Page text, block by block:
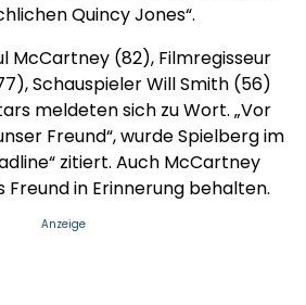
Quincy Jones“.
McCartney (82), Filmregisseur
Schauspieler Will Smith (56)
meldeten sich zu Wort. „Vor
Freund“, wurde Spielberg im
zitiert. Auch McCartney
Freund in Erinnerung behalten.
Anzeige